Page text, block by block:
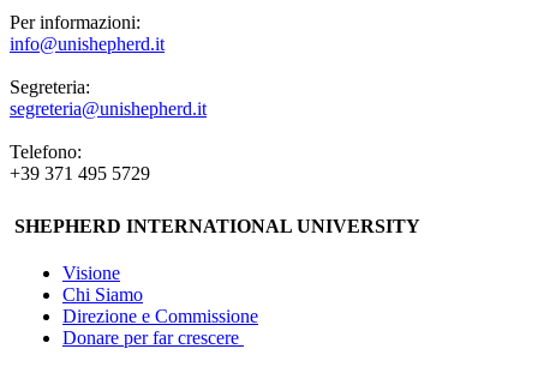
Per informazioni:
info@unishepherd.it
Segreteria:
segreteria@unishepherd.it
Telefono:
+39 371 495 5729
SHEPHERD INTERNATIONAL UNIVERSITY
Visione
Chi Siamo
Direzione e Commissione
Donare per far crescere